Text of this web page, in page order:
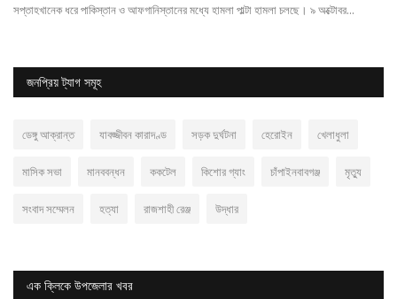
সপ্তাহখানেক ধরে পাকিস্তান ও আফগানিস্তানের মধ্যে হামলা পাল্টা হামলা চলছে। ৯ অক্টোবর...
জনপ্রিয় ট্যাগ সমূহ
ডেঙ্গু আক্রান্ত যাবজ্জীবন কারাদণ্ড সড়ক দুর্ঘটনা হেরোইন খেলাধুলা
মাসিক সভা মানববন্ধন ককটেল কিশোর গ্যাং চাঁপাইনবাবগঞ্জ মৃত্যু
সংবাদ সম্মেলন হত্যা রাজশাহী রেঞ্জ উদ্ধার
এক ক্লিকে উপজেলার খবর